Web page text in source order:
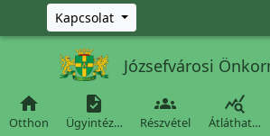
Ugrás a fő tartalomra
Kapcsolat
Józsefvárosi

Otthon

Ügyintéz…

Részvétel

Átláthat…